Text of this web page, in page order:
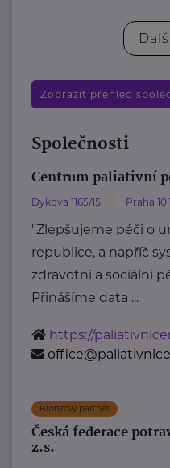
Zobrazit přehled
Společnosti
Centrum paliativní
Dykova 1165/15 Praha
"Zlepšujeme péči o
republice, a napříč
zdravotní a sociální
Přinášíme data ...
https://
Bronzový partner
Česká federace
z.s.